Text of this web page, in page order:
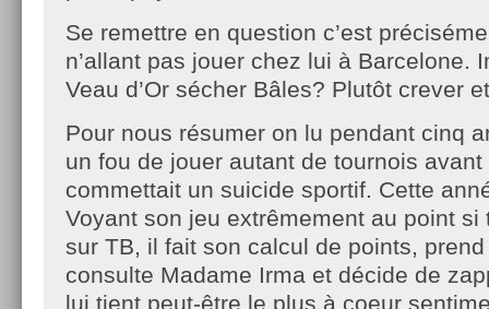
Se remettre en question c’est
n’allant pas jouer chez lui à Barcelone.
Veau d’Or sécher Bâles? Plutôt crever
Pour nous résumer on lu pendant cinq
un fou de jouer autant de tournois avant
commettait un suicide sportif. Cette
Voyant son jeu extrêmement au point si
sur TB, il fait son calcul de points,
consulte Madame Irma et décide de
lui tient peut-être le plus à coeur